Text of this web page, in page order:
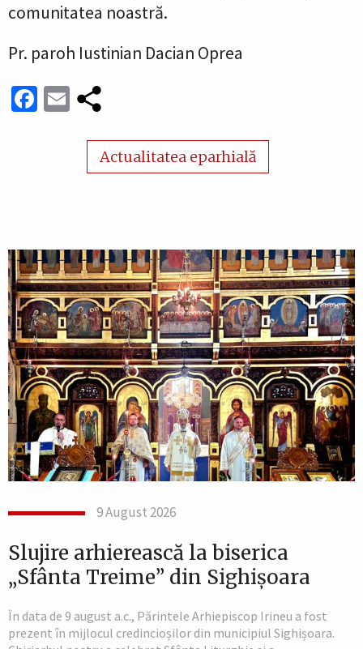
comunitatea noastră.
Pr. paroh Iustinian Dacian Oprea
Facebook
Email
Actualitatea eparhială
9 August 2026
Slujire arhierească la biserica
„Sfânta Treime” din Sighișoara
În data de 9 august a.c., Părintele Arhiepiscop Irineu a fost
prezent în mijlocul credincioșilor din municipiul Sighișoara.